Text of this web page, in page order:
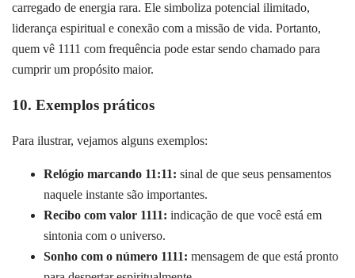
carregado de energia rara. Ele simboliza potencial ilimitado,
liderança espiritual e conexão com a missão de vida. Portanto,
quem vê 1111 com frequência pode estar sendo chamado para
cumprir um propósito maior.
10. Exemplos práticos
Para ilustrar, vejamos alguns exemplos:
Relógio marcando 11:11: sinal de que seus pensamentos
naquele instante são importantes.
Recibo com valor 1111: indicação de que você está em
sintonia com o universo.
Sonho com o número 1111: mensagem de que está pronto